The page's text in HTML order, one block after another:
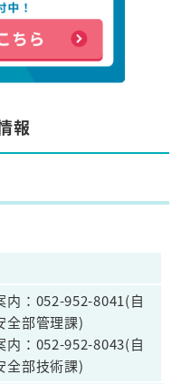
報
内：052-952-8041(自
全部管理課)
内：052-952-8043(自
全部技術課)